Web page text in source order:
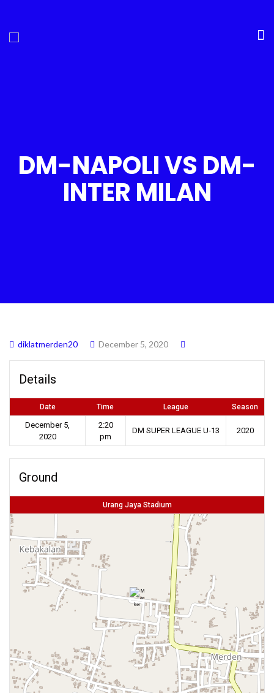
DM-NAPOLI VS DM-
INTER MILAN
diklatmerden20 December 5, 2020
Details
Date Time League Season
December 5,
2020
2:20
pm
DM SUPER LEAGUE U-13 2020
Ground
Urang Jaya Stadium